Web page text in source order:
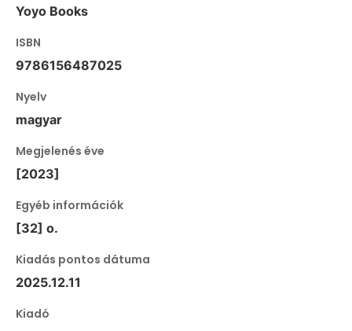
Yoyo Books
ISBN
9786156487025
Nyelv
magyar
Megjelenés éve
[2023]
Egyéb információk
[32] o.
Kiadás pontos dátuma
2025.12.11
Kiadó